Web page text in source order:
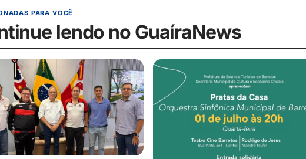
PARA VOCÊ
lendo no GuaíraNews